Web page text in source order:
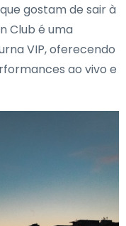
gostam de sair à
Club é uma
VIP, oferecendo
ao vivo e